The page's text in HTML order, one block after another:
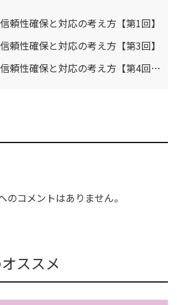
頼性確保と対応の考え方【第1回】
頼性確保と対応の考え方【第3回】
頼性確保と対応の考え方【第4回・
のコメントはありません。
ススメ